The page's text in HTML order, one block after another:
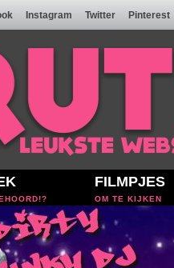
Instagram Twitter Pinterest
FILMPJES
OM TE KIJKEN